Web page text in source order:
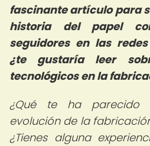
fascinante artículo para
historia del papel
seguidores en las
¿te gustaría leer
tecnológicos en la
¿Qué te ha
evolución de la
¿Tienes alguna